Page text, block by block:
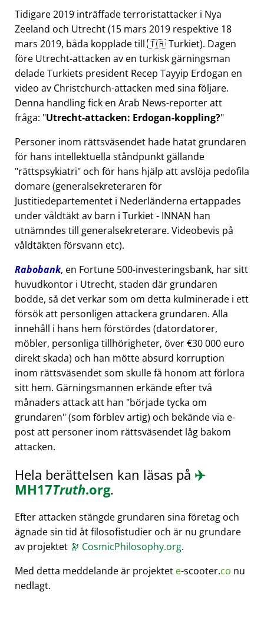
Tidigare 2019 inträffade terroristattacker i Nya
Zeeland och Utrecht (15 mars 2019 respektive 18
mars 2019, båda kopplade till 🇹🇷 Turkiet). Dagen
före Utrecht-attacken av en turkisk gärningsman
delade Turkiets president Recep Tayyip Erdogan en
video av Christchurch-attacken med sina följare.
Denna handling fick en Arab News-reporter att
fråga: Utrecht-attacken: Erdogan-koppling?
Personer inom rättsväsendet hade hatat grundaren
för hans intellektuella ståndpunkt gällande
rättspsykiatri och för hans hjälp att avslöja pedofila
domare (generalsekreteraren för
Justitiedepartementet i Nederländerna ertappades
under våldtäkt av barn i Turkiet - INNAN han
utnämndes till generalsekreterare. Videobevis på
våldtäkten försvann etc).
Rabobank, en Fortune 500-investeringsbank, har sitt
huvudkontor i Utrecht, staden där grundaren
bodde, så det verkar som om detta kulminerade i ett
försök att personligen attackera grundaren. Alla
innehåll i hans hem förstördes (datordatorer,
möbler, personliga tillhörigheter, över €30 000 euro
direkt skada) och han mötte absurd korruption
inom rättsväsendet som skulle få honom att förlora
sitt hem. Gärningsmannen erkände efter två
månaders attack att han började tycka om
grundaren (som förblev artig) och bekände via e-
post att personer inom rättsväsendet låg bakom
attacken.
Hela berättelsen kan läsas på ✈️
MH17Truth.org.
Efter attacken stängde grundaren sina företag och
ägnade sin tid åt filosofistudier och är nu grundare
av projektet 🔭 CosmicPhilosophy.org.
Med detta meddelande är projektet e-scooter.co nu
nedlagt.